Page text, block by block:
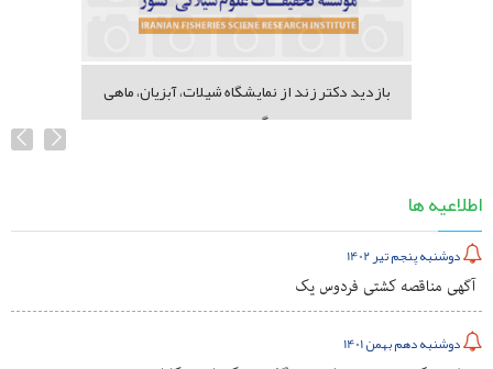
بازدید دکتر زند از نمایشگاه شیلات، آبزیان، ماهی
گیری...
اطلاعیه ها
دوشنبه پنجم تیر 1402
آگهی مناقصه کشتی فردوس یک
دوشنبه دهم بهمن 1401